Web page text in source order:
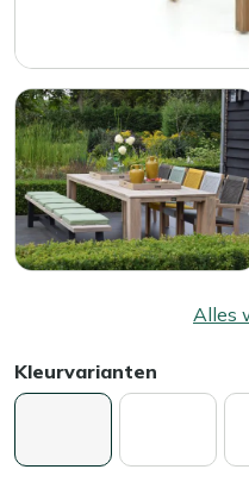
Alles
Kleurvarianten